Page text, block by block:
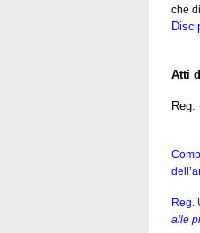
che
Atti
Reg.
Reg.
alle